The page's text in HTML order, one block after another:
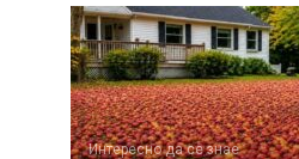
Интересно да се знае